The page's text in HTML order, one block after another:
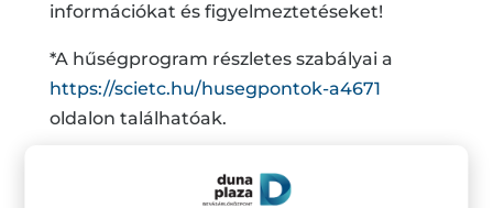
információkat és figyelmeztetéseket!
*A hűségprogram részletes szabályai a
https://scietc.hu/husegpontok-a4671
oldalon találhatóak.